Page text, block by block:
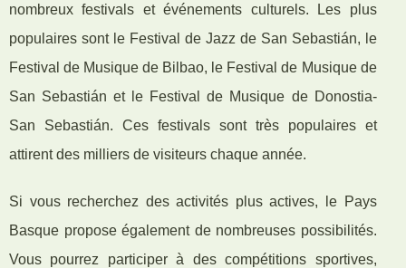
nombreux festivals et événements culturels. Les plus
populaires sont le Festival de Jazz de San Sebastián, le
Festival de Musique de Bilbao, le Festival de Musique de
San Sebastián et le Festival de Musique de Donostia-
San Sebastián. Ces festivals sont très populaires et
attirent des milliers de visiteurs chaque année.
Si vous recherchez des activités plus actives, le Pays
Basque propose également de nombreuses possibilités.
Vous pourrez participer à des compétitions sportives,